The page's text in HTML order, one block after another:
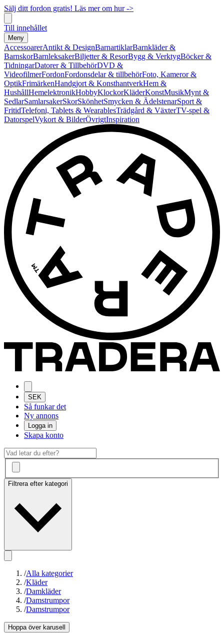
Sälj ditt fordon gratis! Läs mer om hur ->
Till innehållet
Meny
AccessoarerAntikt & DesignBarnartiklarBarnkläder &
BarnskorBarnleksakerBiljetter & ResorBygg & VerktygBöcker &
TidningarDatorer & TillbehörDVD &
VideofilmerFordonFordonsdelar & tillbehörFoto, Kameror &
OptikFrimärkenHandgjort & KonsthantverkHem &
HushållHemelektronikHobbyKlockorKläderKonstMusikMynt &
SedlarSamlarsakerSkorSkönhetSmycken & ÄdelstenarSport &
FritidTelefoni, Tablets & WearablesTrädgård & VäxterTV-spel &
DatorspelVykort & BilderÖvrigtInspiration
SEK
Så funkar det
Ny annons
Logga in
Skapa konto
Filtrera efter kategori
/Alla kategorier
/Kläder
/Damkläder
/Damstrumpor
/Damstrumpor
Hoppa över karusell